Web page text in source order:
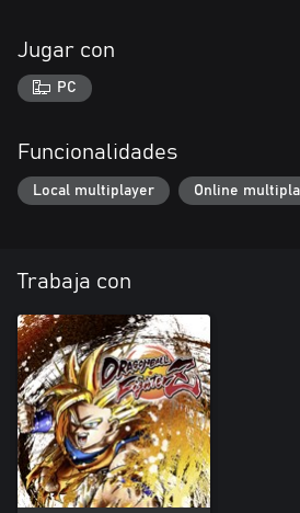
Jugar con
PC
Funcionalidades
Local multiplayer Online
Trabaja con